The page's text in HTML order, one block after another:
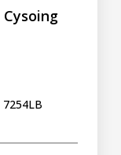
Cysoing
7254LB